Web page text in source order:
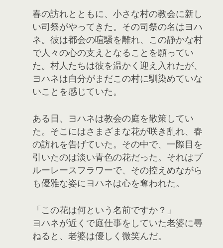
春の訪れとともに、小さな村の教会に新し
い司祭がやってきた。その司祭の名はヨハ
ネ。彼は都会の喧騒を離れ、この静かな村
で人々の心の支えとなることを願ってい
た。村人たちは彼を温かく迎え入れたが、
ヨハネは自分がまだこの村に馴染めていな
いことを感じていた。
ある日、ヨハネは教会の庭を散策してい
た。そこにはさまざまな花が咲き乱れ、春
の訪れを告げていた。その中で、一際目を
引いたのは淡い青色の花だった。それはブ
ルーレースフラワーで、その控えめながら
も優雅な姿にヨハネは心を奪われた。
「この花は何という名前ですか？」
ヨハネが近くで庭仕事をしていた老婆に尋
ねると、老婆は優しく微笑んだ。